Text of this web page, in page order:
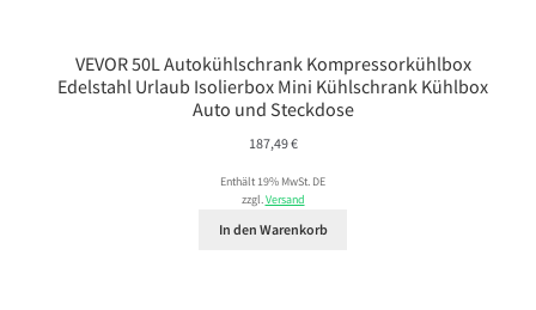
VEVOR 50L Autokühlschrank Kompressorkühlbox
Edelstahl Urlaub Isolierbox Mini Kühlschrank Kühlbox
Auto und Steckdose
187,49€
Enthält 19% MwSt. DE
zzgl.Versand
In den Warenkorb